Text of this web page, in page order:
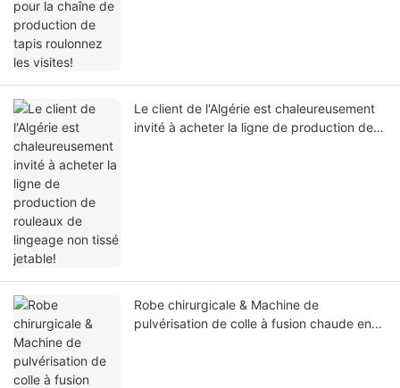
Le client de l'Algérie est chaleureusement
invité à acheter la ligne de production de
Robe chirurgicale & Machine de
pulvérisation de colle à fusion chaude en